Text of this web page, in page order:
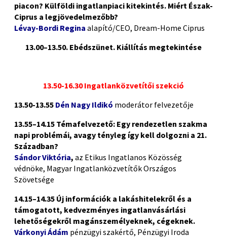
piacon? Külföldi ingatlanpiaci kitekintés. Miért Észak-
Ciprus a legjövedelmezőbb?
Lévay-Bordi Regina alapító/CEO, Dream-Home Ciprus
13.00–13.50. Ebédszünet. Kiállítás megtekintése
13.50-16.30 Ingatlanközvetítői szekció
13.50-13.55 Dén Nagy Ildikó moderátor felvezetője
13.55–14.15 Témafelvezető: Egy rendezetlen szakma
napi problémái, avagy tényleg így kell dolgozni a 21.
Században?
Sándor Viktória, az Etikus Ingatlanos Közösség
védnöke, Magyar Ingatlanközvetítők Országos
Szövetsége
14.15–14.35 Új információk a lakáshitelekről és a
támogatott, kedvezményes ingatlanvásárlási
lehetőségekről magánszemélyeknek, cégeknek.
Várkonyi Ádám pénzügyi szakértő, Pénzügyi Iroda